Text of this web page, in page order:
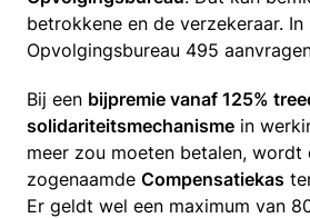
betrokkene en de verzekeraar.
Opvolgingsbureau 495
Bij een bijpremie vanaf 125%
solidariteitsmechanisme in
meer zou moeten betalen, wordt
zogenaamde Compensatiekas
Er geldt wel een maximum van